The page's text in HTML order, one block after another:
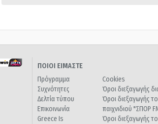
ΠΟΙΟΙ ΕΙΜΑΣΤΕ
Πρόγραμμα
Συχνότητες
Δελτία τύπου
Επικοινωνία
Greece Is
Cookies
Όροι διεξαγωγής
Όροι διεξαγωγής
παιχνιδιού "ΣΠΟΡ
Όροι διεξαγωγής